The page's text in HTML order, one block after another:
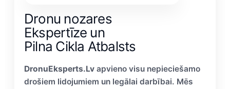
Dronu nozares
Ekspertīze un
Pilna Cikla Atbalsts
DronuEksperts.Lv apvieno visu nepieciešamo
drošiem lidojumiem un legālai darbībai. Mēs